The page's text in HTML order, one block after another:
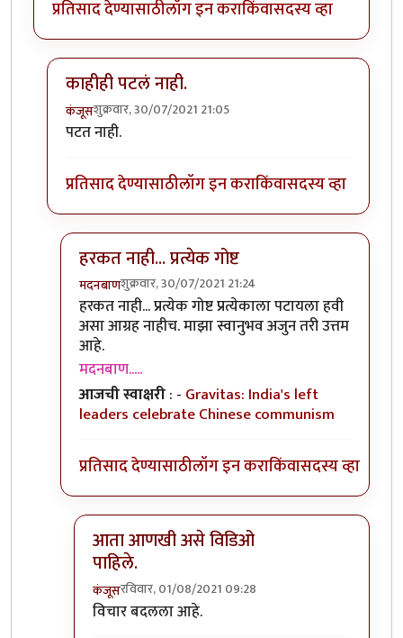
प्रतिसाद देण्यासाठीलॉग इन कराकिंवासदस्य व्हा
काहीही पटलं नाही.
कंजूसशुक्रवार, 30/07/2021 21:05
In reply to
पटत नाही.
प्रतिसाद देण्यासाठीलॉग इन कराकिंवासदस्य व्हा
हरकत नाही... प्रत्येक गोष्ट
मदनबाणशुक्रवार, 30/07/2021 21:24
In reply toकाहीही पटलं नाही.byकंजूस
हरकत नाही... प्रत्येक गोष्ट प्रत्येकाला पटायला हवी
असा आग्रह नाहीच. माझा स्वानुभव अजुन तरी उत्तम
आहे.
मदनबाण.....
आजची स्वाक्षरी: - Gravitas: India's left
leaders celebrate Chinese communism
प्रतिसाद देण्यासाठीलॉग इन कराकिंवासदस्य व्हा
आता आणखी असे विडिओ
पाहिले.
कंजूसरविवार, 01/08/2021 09:28
In reply toहरकत नाही... प्रत्येक गोष्ट
विचार बदलला आहे.